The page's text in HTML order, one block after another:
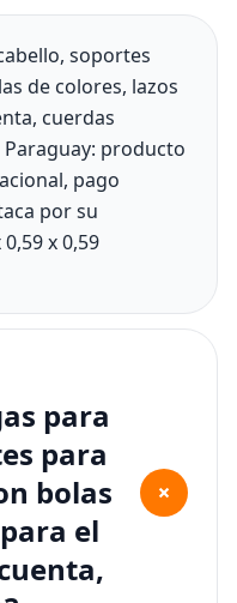
soportes
de colores, lazos
cuerdas
Paraguay: producto
pago
por su
x 0,59
para
para
bolas
el
+